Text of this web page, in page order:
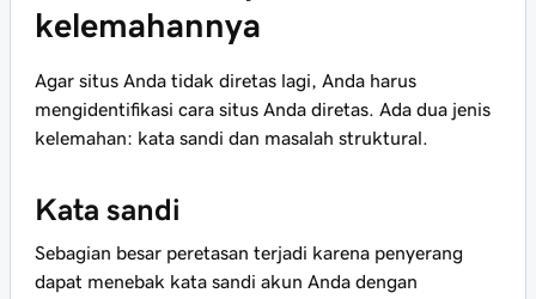
kelemahannya
Agar situs Anda tidak diretas lagi, Anda harus
mengidentifikasi cara situs Anda diretas. Ada dua jenis
kelemahan: kata sandi dan masalah struktural.
Kata sandi
Sebagian besar peretasan terjadi karena penyerang
dapat menebak kata sandi akun Anda dengan